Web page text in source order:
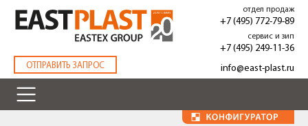
основному
содержанию
ОТПРАВИТЬ ЗАПРОС
отдел продаж
+7 (495) 772-79-89
сервис и зип
+7 (495) 249-11-36
info@east-plast.ru